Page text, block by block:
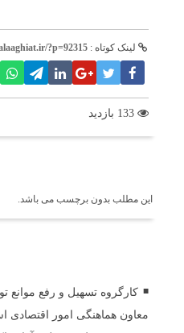
لینک کوتاه : ?p=92315
این مطلب بدون برچسب می باشد.
کارگروه تسهیل و رفع موانع
معاون هماهنگی امور اقتصادی